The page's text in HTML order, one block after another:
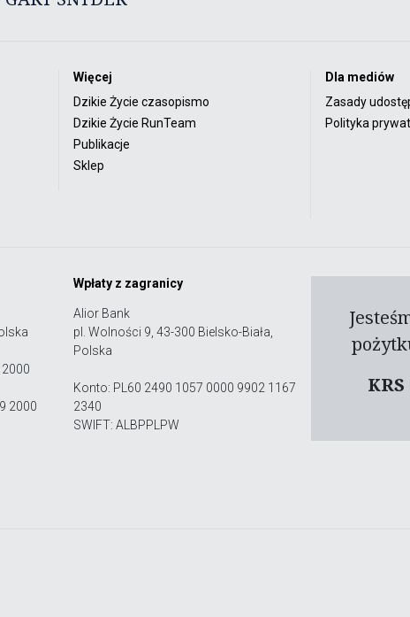
Więcej
Dzikie Życie czasopismo
Dzikie Życie RunTeam
Publikacje
Sklep
Dla mediów
Zasady
Polityka
2000
Wpłaty z zagranicy
Alior Bank
pl. Wolności 9, 43-300 Bielsko-Biała,
Polska
Konto: PL60 2490 1057 0000 9902 1167
2340
SWIFT: ALBPPLPW
KRS